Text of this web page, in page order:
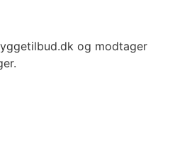
og modtager